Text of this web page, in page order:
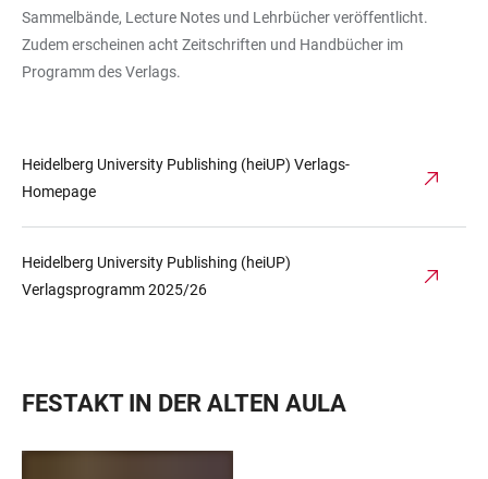
Sammelbände, Lecture Notes und Lehrbücher veröffentlicht.
Zudem erscheinen acht Zeitschriften und Handbücher im
Programm des Verlags.
Heidelberg University Publishing (heiUP) Verlags-
Homepage
Heidelberg University Publishing (heiUP)
Verlagsprogramm 2025/26
FESTAKT IN DER ALTEN AULA